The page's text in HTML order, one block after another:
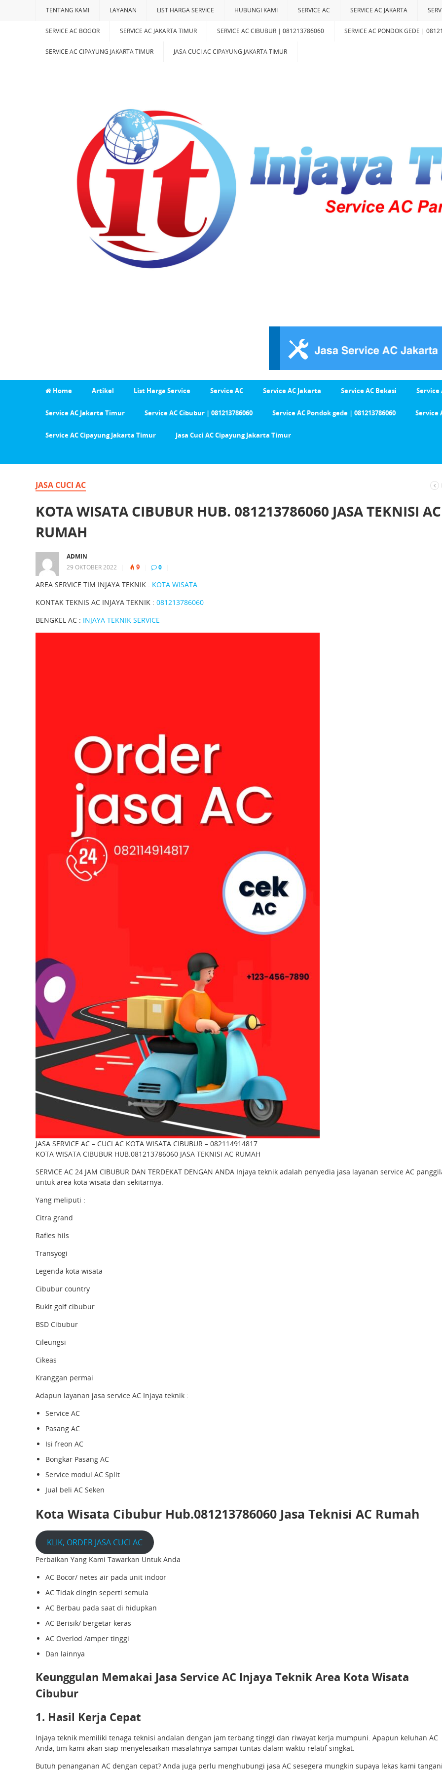
TENTANG KAMI LAYANAN LIST HARGA SERVICE HUBUNGI KAMI SERVICE AC SERVICE AC JAKARTA
SERVICE AC BOGOR SERVICE AC JAKARTA TIMUR SERVICE AC CIBUBUR | 081213786060 SERVICE AC PONDOK GEDE |
SERVICE AC CIPAYUNG JAKARTA TIMUR JASA CUCI AC CIPAYUNG JAKARTA TIMUR
Home Artikel List Harga Service Service AC Service AC Jakarta Service AC Bekasi Service
Service AC Jakarta Timur Service AC Cibubur | 081213786060 Service AC Pondok gede | 081213786060 Service
Service AC Cipayung Jakarta Timur Jasa Cuci AC Cipayung Jakarta Timur
JASA CUCI AC
KOTA WISATA CIBUBUR HUB. 081213786060 JASA TEKNISI AC
RUMAH
ADMIN
29 OKTOBER 2022
9 0
AREA SERVICE TIM INJAYA TEKNIK : KOTA WISATA
KONTAK TEKNIS AC INJAYA TEKNIK : 081213786060
BENGKEL AC : INJAYA TEKNIK SERVICE
JASA SERVICE AC – CUCI AC KOTA WISATA CIBUBUR – 082114914817
KOTA WISATA CIBUBUR HUB.081213786060 JASA TEKNISI AC RUMAH
SERVICE AC 24 JAM CIBUBUR DAN TERDEKAT DENGAN ANDA Injaya teknik adalah penyedia jasa layanan service AC
untuk area kota wisata dan sekitarnya.
Yang meliputi :
Citra grand
Rafles hils
Transyogi
Legenda kota wisata
Cibubur country
Bukit golf cibubur
BSD Cibubur
Cileungsi
Cikeas
Kranggan permai
Adapun layanan jasa service AC Injaya teknik :
Service AC
Pasang AC
Isi freon AC
Bongkar Pasang AC
Service modul AC Split
Jual beli AC Seken
Kota Wisata Cibubur Hub.081213786060 Jasa Teknisi AC Rumah
KLIK, ORDER JASA CUCI AC
Perbaikan Yang Kami Tawarkan Untuk Anda
AC Bocor/ netes air pada unit indoor
AC Tidak dingin seperti semula
AC Berbau pada saat di hidupkan
AC Berisik/ bergetar keras
AC Overlod /amper tinggi
Dan lainnya
Keunggulan Memakai Jasa Service AC Injaya Teknik Area Kota Wisata
Cibubur
1. Hasil Kerja Cepat
Injaya teknik memiliki tenaga teknisi andalan dengan jam terbang tinggi dan riwayat kerja mumpuni. Apapun keluhan AC
Anda, tim kami akan siap menyelesaikan masalahnya sampai tuntas dalam waktu relatif singkat.
Butuh penanganan AC dengan cepat? Anda juga perlu menghubungi jasa AC sesegera mungkin supaya lekas kami